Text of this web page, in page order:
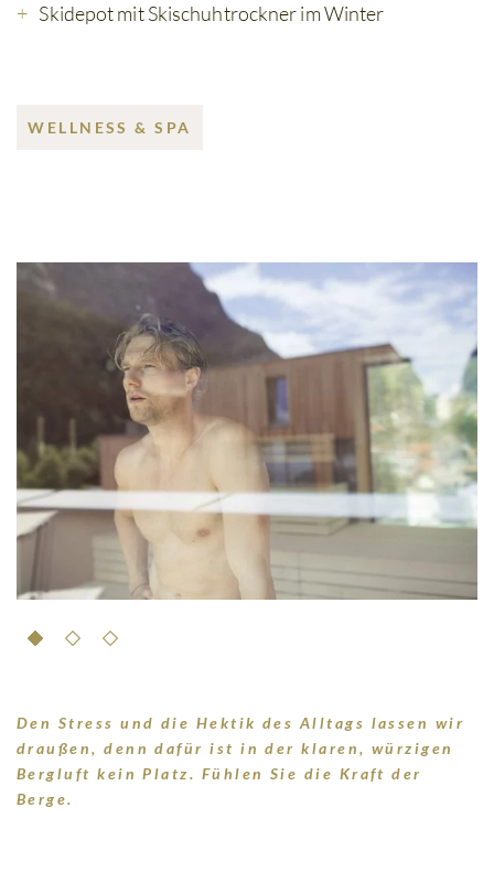
Skidepot mit Skischuhtrockner im Winter
WELLNESS & SPA
Den Stress und die Hektik des Alltags lassen wir
draußen, denn dafür ist in der klaren, würzigen
Bergluft kein Platz. Fühlen Sie die Kraft der
Berge.